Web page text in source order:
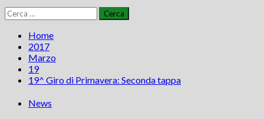
Ricerca
per:
Home
2017
Marzo
19
19^ Giro di Primavera: Seconda tappa
News